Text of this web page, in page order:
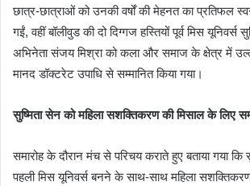
छात्र-छात्राओं को उनकी वर्षों की मेहनत का प्रतिफल
गईं, वहीं बॉलीवुड की दो दिग्गज हस्तियों पूर्व मिस यूनिवर्स
अभिनेता संजय मिश्रा को कला और समाज के क्षेत्र में
मानद डॉक्टरेट उपाधि से सम्मानित किया गया।
सुष्मिता सेन को महिला सशक्तिकरण की मिसाल के लिए
समारोह के दौरान मंच से परिचय कराते हुए बताया गया कि
पहली मिस यूनिवर्स बनने के साथ-साथ महिला